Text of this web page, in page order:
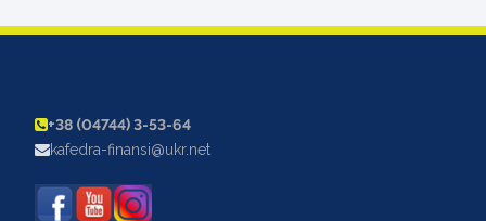
+38 (04744) 3-53-64
kafedra-finansi@ukr.net